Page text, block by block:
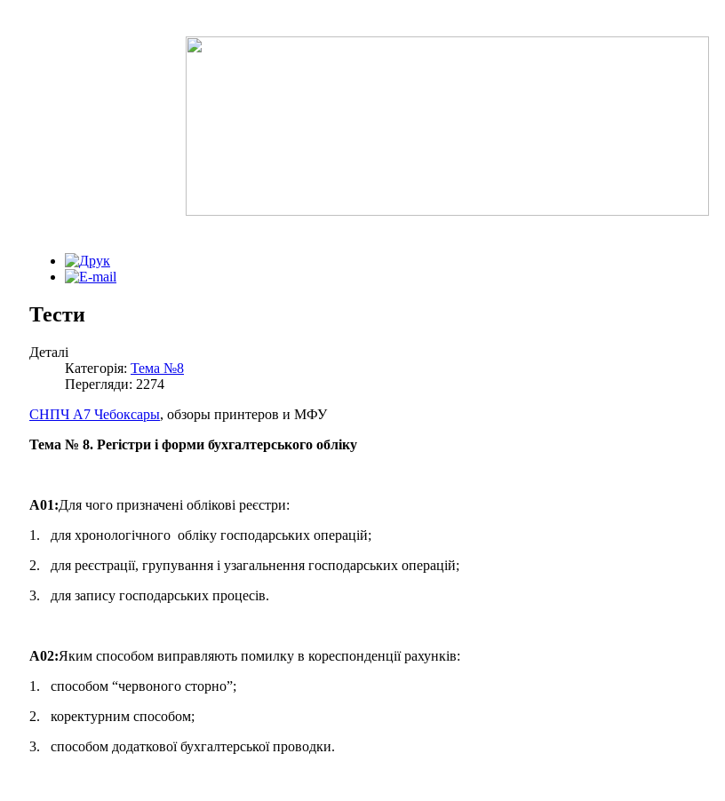
Тести
Деталі
Категорія: Тема №8
Перегляди: 2274
СНПЧ А7 Чебоксары, обзоры принтеров и МФУ
Тема № 8. Регістри і форми бухгалтерського обліку
A01:Для чого призначені облікові реєстри:
1. для хронологічного обліку господарських операцій;
2. для реєстрації, групування і узагальнення господарських операцій;
3. для запису господарських процесів.
A02:Яким способом виправляють помилку в кореспонденції рахунків:
1. способом “червоного сторно”;
2. коректурним способом;
3. способом додаткової бухгалтерської проводки.